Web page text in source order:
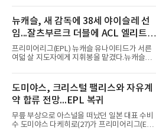
컵 리그 페이즈 1차전 치바스 과달라하라(멕시
코)전에 선발 출전했으나 공격포인트 없이 후반
41분 타일러 보이드와 교체됐다. 이날 골을 넣었
다면 공식전 5경기 연속 득점이었다. 다만 메이
저리그사커(MLS)에서 이어온 4경기 연속골 기
록은 유지된다.경기는 팽팽했다. 전반 38분 다비
드 마르티네스의 땅볼 크로스를 드니 부앙가가
으로 골대 오른쪽 하단을 찔러 균형을 맞췄다.승
부는 승부차기로 갈렸다. LAFC는
뉴캐슬, 새 감독에 38세 야이슬레 선
임...잘츠부르크 더블에 ACL 엘리트 2
연패 경력
프리미어리그(EPL) 뉴캐슬 유나이티드가 서른
여덟 살 지도자에게 지휘봉을 맡겼다.뉴캐슬은
임을 발표했다. 그는 스페인 라망가에서 진행 중
인 프리시즌 캠프에 곧바로 합류했다. 구단은 유
럽 축구계에서 가장 촉망받는 젊은 감독을 데려
왔다고 밝혔다.이력은 이른 나이에 쌓였다. 서른
셋이던 2021년 오스트리아 레드불 잘츠부르크
사령탑에 올라 첫 시즌 리그와 컵대회를 동시에
제패했고, 구단 역사상 처음으로 팀을 유럽축구
도미야스, 크리스털 팰리스와 자유계
약 합류 전망...EPL 복귀
무릎 부상으로 아스널을 떠났던 일본 대표 수비
수 도미야스 다케히로(27)가 프리미어리그(EPL)